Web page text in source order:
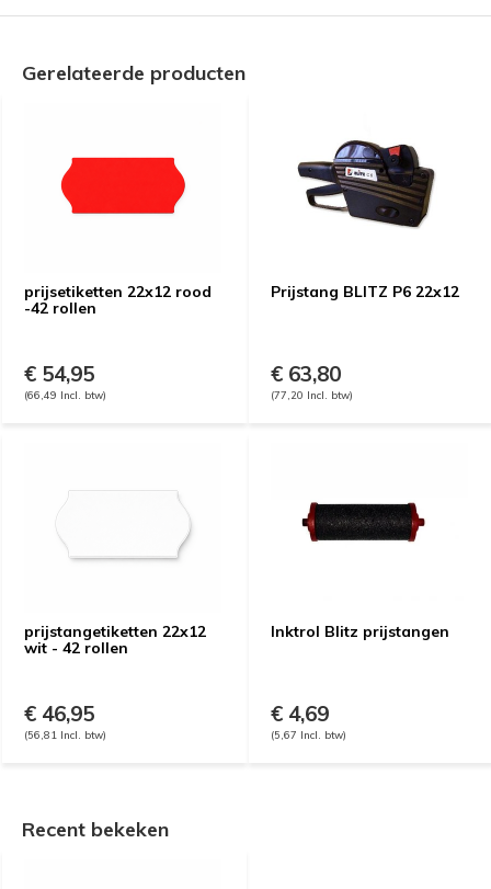
Gerelateerde producten
prijsetiketten 22x12 rood
-42 rollen
€ 54,95
(66,49 Incl. btw)
Prijstang BLITZ P6 22x12
€ 63,80
(77,20 Incl. btw)
prijstangetiketten 22x12
wit - 42 rollen
€ 46,95
(56,81 Incl. btw)
Inktrol Blitz prijstangen
€ 4,69
(5,67 Incl. btw)
Recent bekeken